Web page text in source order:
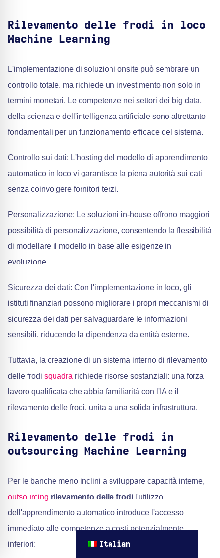
Rilevamento delle frodi in loco
Machine Learning
L'implementazione di soluzioni onsite può sembrare un
controllo totale, ma richiede un investimento non solo in
termini monetari. Le competenze nei settori dei big data,
della scienza e dell'intelligenza artificiale sono altrettanto
fondamentali per un funzionamento efficace del sistema.
Controllo sui dati: L'hosting del modello di apprendimento
automatico in loco vi garantisce la piena autorità sui dati
senza coinvolgere fornitori terzi.
Personalizzazione: Le soluzioni in-house offrono maggiori
possibilità di personalizzazione, consentendo la flessibilità
di modellare il modello in base alle esigenze in
evoluzione.
Sicurezza dei dati: Con l'implementazione in loco, gli
istituti finanziari possono migliorare i propri meccanismi di
sicurezza dei dati per salvaguardare le informazioni
sensibili, riducendo la dipendenza da entità esterne.
Tuttavia, la creazione di un sistema interno di rilevamento
delle frodi squadra richiede risorse sostanziali: una forza
lavoro qualificata che abbia familiarità con l'IA e il
rilevamento delle frodi, unita a una solida infrastruttura.
Rilevamento delle frodi in
outsourcing Machine Learning
Per le banche meno inclini a sviluppare capacità interne,
outsourcing rilevamento delle frodi l'utilizzo
dell'apprendimento automatico introduce l'accesso
immediato alle competenze a costi potenzialmente
inferiori:
Italian